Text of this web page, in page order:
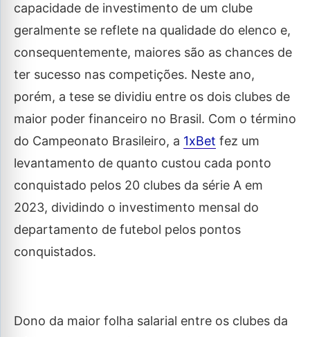
capacidade de investimento de um clube
geralmente se reflete na qualidade do elenco e,
consequentemente, maiores são as chances de
ter sucesso nas competições. Neste ano,
porém, a tese se dividiu entre os dois clubes de
maior poder financeiro no Brasil. Com o término
do Campeonato Brasileiro, a 1xBet fez um
levantamento de quanto custou cada ponto
conquistado pelos 20 clubes da série A em
2023, dividindo o investimento mensal do
departamento de futebol pelos pontos
conquistados.
Dono da maior folha salarial entre os clubes da